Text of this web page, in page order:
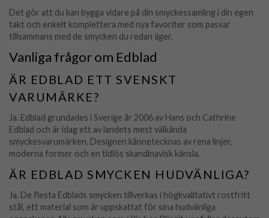
Det gör att du kan bygga vidare på din smyckessamling i din egen
takt och enkelt komplettera med nya favoriter som passar
tillsammans med de smycken du redan äger.
Vanliga frågor om Edblad
ÄR EDBLAD ETT SVENSKT
VARUMÄRKE?
Ja. Edblad grundades i Sverige år 2006 av Hans och Cathrine
Edblad och är idag ett av landets mest välkända
smyckesvarumärken. Designen kännetecknas av rena linjer,
moderna former och en tidlös skandinavisk känsla.
ÄR EDBLAD SMYCKEN HUDVÄNLIGA?
Ja. De flesta Edblads smycken tillverkas i högkvalitativt rostfritt
stål, ett material som är uppskattat för sina hudvänliga